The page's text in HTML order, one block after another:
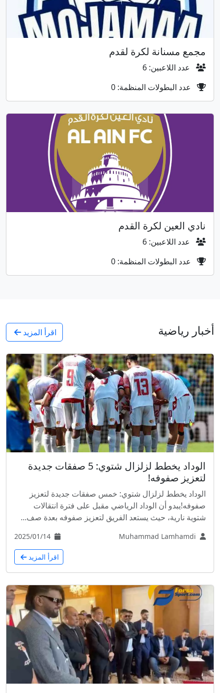
مجمع مسنانة لكرة لقدم
عدد اللاعبين: 6
عدد البطولات المنظمة: 0
نادي العين لكرة القدم
عدد اللاعبين: 6
عدد البطولات المنظمة: 0
أخبار رياضية اقرأ المزيد
الوداد يخطط لزلزال شتوي: 5 صفقات جديدة
لتعزيز صفوفه!
الوداد يخطط لزلزال شتوي: خمس صفقات جديدة لتعزيز
صفوفه!يبدو أن الوداد الرياضي مقبل على فترة انتقالات
شتوية نارية، حيث يستعد الفريق لتعزيز صفوفه بعدة صف...
اقرأ المزيد